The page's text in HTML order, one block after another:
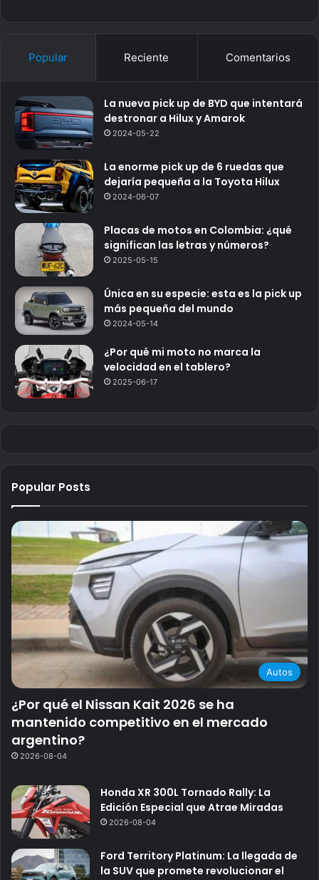
Popular Reciente Comentarios
La nueva pick up de BYD que intentará
destronar a Hilux y Amarok
2024-05-22
La enorme pick up de 6 ruedas que
dejaría pequeña a la Toyota Hilux
2024-06-07
Placas de motos en Colombia: ¿qué
significan las letras y números?
2025-05-15
Única en su especie: esta es la pick up
más pequeña del mundo
2024-05-14
¿Por qué mi moto no marca la
velocidad en el tablero?
2025-06-17
Popular Posts
Autos
¿Por qué el Nissan Kait 2026 se ha
mantenido competitivo en el mercado
argentino?
2026-08-04
Honda XR 300L Tornado Rally: La
Edición Especial que Atrae Miradas
2026-08-04
Ford Territory Platinum: La llegada de
la SUV que promete revolucionar el